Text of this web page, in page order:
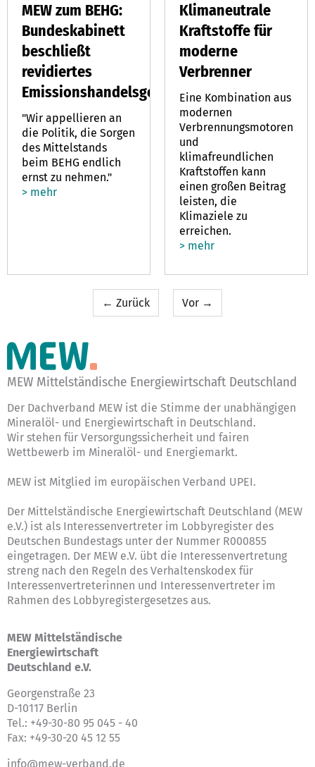
MEW zum BEHG:
Bundeskabinett
beschließt
revidiertes
Emissionshandelsgesetz
"Wir appellieren an
die Politik, die Sorgen
des Mittelstands
beim BEHG endlich
ernst zu nehmen."
> mehr
Klimaneutrale
Kraftstoffe für
moderne
Verbrenner
Eine Kombination aus
modernen
Verbrennungsmotoren
und
klimafreundlichen
Kraftstoffen kann
einen großen Beitrag
leisten, die
Klimaziele zu
erreichen.
> mehr
← Zurück Vor →
MEW Mittelständische Energiewirtschaft Deutschland
Der Dachverband MEW ist die Stimme der unabhängigen
Mineralöl- und Energiewirtschaft in Deutschland.
Wir stehen für Versorgungssicherheit und fairen
Wettbewerb im Mineralöl- und Energiemarkt.
MEW ist Mitglied im europäischen Verband UPEI.
Der Mittelständische Energiewirtschaft Deutschland (MEW
e.V.) ist als Interessenvertreter im Lobbyregister des
Deutschen Bundestags unter der Nummer R000855
eingetragen. Der MEW e.V. übt die Interessenvertretung
streng nach den Regeln des Verhaltenskodex für
Interessenvertreterinnen und Interessenvertreter im
Rahmen des Lobbyregistergesetzes aus.
MEW Mittelständische
Energiewirtschaft
Deutschland e.V.
Georgenstraße 23
D-10117 Berlin
Tel.: +49-30-80 95 045 - 40
Fax: +49-30-20 45 12 55
info@mew-verband.de